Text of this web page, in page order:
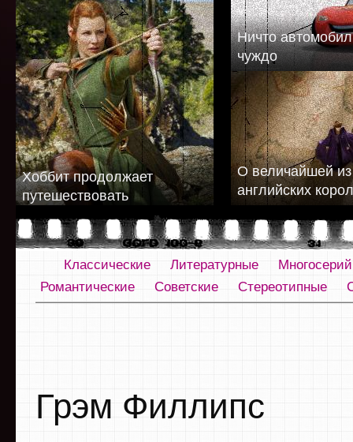
Хоббит продолжает
путешествовать
Ничто
чуждо
О величайшей из
английских
Классические Литературные
Романтические
Советские Стереотипные
Грэм Филлипс